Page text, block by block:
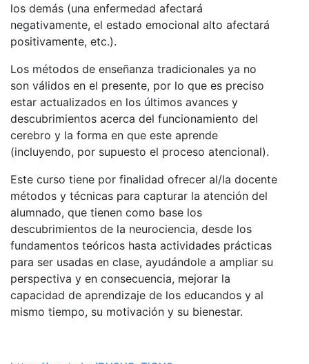
los demás (una enfermedad afectará
negativamente, el estado emocional alto afectará
positivamente, etc.).
Los métodos de enseñanza tradicionales ya no
son válidos en el presente, por lo que es preciso
estar actualizados en los últimos avances y
descubrimientos acerca del funcionamiento del
cerebro y la forma en que este aprende
(incluyendo, por supuesto el proceso atencional).
Este curso tiene por finalidad ofrecer al/la docente
métodos y técnicas para capturar la atención del
alumnado, que tienen como base los
descubrimientos de la neurociencia, desde los
fundamentos teóricos hasta actividades prácticas
para ser usadas en clase, ayudándole a ampliar su
perspectiva y en consecuencia, mejorar la
capacidad de aprendizaje de los educandos y al
mismo tiempo, su motivación y su bienestar.